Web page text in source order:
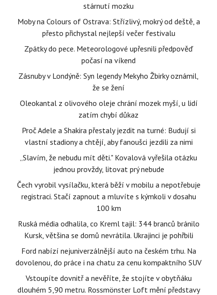
stárnutí mozku
Moby na Colours of Ostrava: Střízlivý, mokrý od deště, a
přesto přichystal nejlepší večer festivalu
Zpátky do pece. Meteorologové upřesnili předpověď
počasí na víkend
Zásnuby v Londýně: Syn legendy Mekyho Žbirky oznámil,
že se žení
Oleokantal z olivového oleje chrání mozek myší, u lidí
zatím chybí důkaz
Proč Adele a Shakira přestaly jezdit na turné: Budují si
vlastní stadiony a chtějí, aby fanoušci jezdili za nimi
„Slavím, že nebudu mít děti." Kovalová vyřešila otázku
jednou provždy, litovat prý nebude
Čech vyrobil vysílačku, která běží v mobilu a nepotřebuje
registraci. Stačí zapnout a mluvíte s kýmkoli v dosahu
100 km
Ruská média odhalila, co Kreml tajil: 344 branců bránilo
Kursk, většina se domů nevrátila. Ukrajinci je pohřbili
Ford nabízí nejuniverzálnější auto na českém trhu. Na
dovolenou, do práce i na chatu za cenu kompaktního SUV
Vstoupíte dovnitř a nevěříte, že stojíte v obytňáku
dlouhém 5,90 metru. Rossmönster Loft mění představy